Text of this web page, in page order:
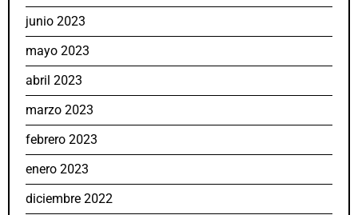
junio 2023
mayo 2023
abril 2023
marzo 2023
febrero 2023
enero 2023
diciembre 2022